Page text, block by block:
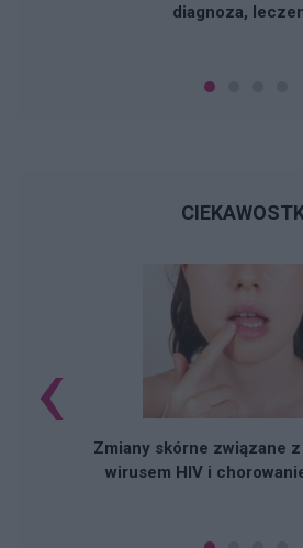
diagnoza,
Zmiany skórne związane
wirusem HIV i
‹